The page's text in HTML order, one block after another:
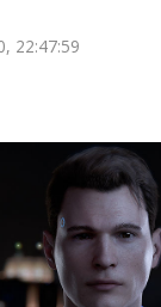
22:47:59